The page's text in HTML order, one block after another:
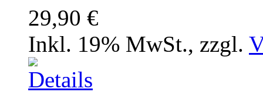
29,90 €
Inkl. 19% MwSt., zzgl.